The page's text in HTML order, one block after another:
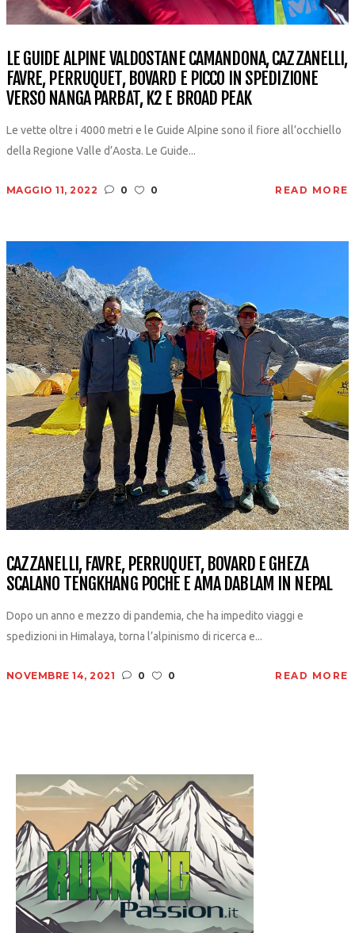
LE GUIDE ALPINE VALDOSTANE CAMANDONA, CAZZANELLI,
FAVRE, PERRUQUET, BOVARD E PICCO IN SPEDIZIONE
VERSO NANGA PARBAT, K2 E BROAD PEAK
Le vette oltre i 4000 metri e le Guide Alpine sono il fiore all’occhiello
della Regione Valle d’Aosta. Le Guide...
MAGGIO 11, 2022 0 0 READ MORE
CAZZANELLI, FAVRE, PERRUQUET, BOVARD E GHEZA
SCALANO TENGKHANG POCHE E AMA DABLAM IN NEPAL
Dopo un anno e mezzo di pandemia, che ha impedito viaggi e
spedizioni in Himalaya, torna l’alpinismo di ricerca e...
NOVEMBRE 14, 2021 0 0 READ MORE